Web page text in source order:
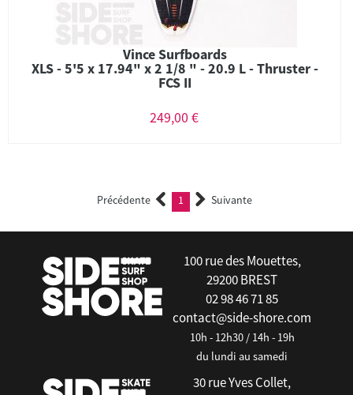
Vince Surfboards
XLS - 5'5 x 17.94" x 2 1/8 " - 20.9 L - Thruster -
FCS II
249,00 €
Précédente 1 (current)Suivante
100 rue des Mouettes,
29200 BREST
02 98 46 71 85
contact@side-shore.com
10h - 12h30 / 14h - 19h
du lundi au samedi
30 rue Yves Collet,